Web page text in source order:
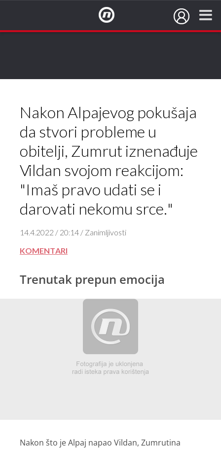
Nakon Alpajevog pokušaja
da stvori probleme u
obitelji, Zumrut iznenađuje
Vildan svojom reakcijom:
"Imaš pravo udati se i
darovati nekomu srce."
14.4.2022 / 20:14 / Zanimljivosti
KOMENTARI
Trenutak prepun emocija
Nakon što je Alpaj napao Vildan, Zumrutina